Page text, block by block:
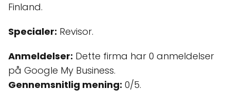
Finland.
Specialer: Revisor.
Anmeldelser: Dette firma har 0 anmeldelser
på Google My Business.
Gennemsnitlig mening: 0/5.